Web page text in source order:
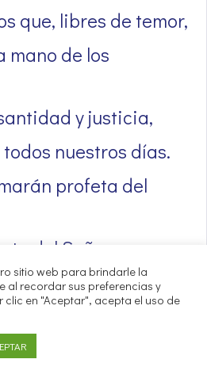
que, libres de temor,
mano de los
y justicia,
nuestros días.
profeta del
del Señor
la salvación,
sitio web para brindarle la
al recordar sus preferencias y
clic en "Aceptar", acepta el uso de